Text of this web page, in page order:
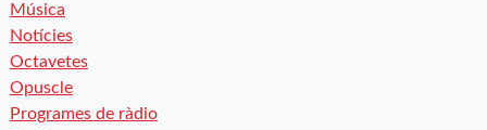
Música
Notícies
Octavetes
Opuscle
Programes de ràdio